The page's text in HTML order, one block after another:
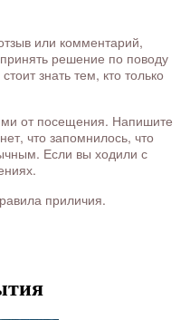
или комментарий,
решение по поводу
знать тем, кто только
от посещения. Напишите
что запомнилось, что
Если вы ходили с
приличия.